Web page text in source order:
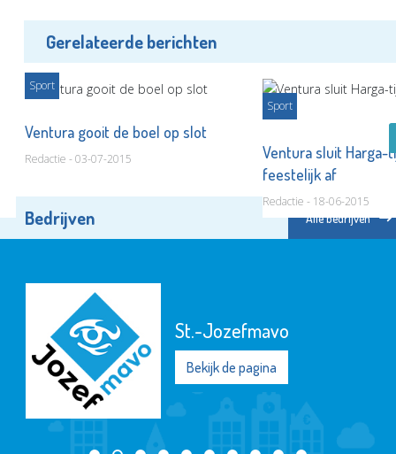
Gerelateerde berichten
Sport
Ventura gooit de boel op slot
Redactie - 03-07-2015
Sport
Ventura sluit Harga-
feestelijk af
Redactie - 18-06-2015
Bedrijven Alle bedrijven
St.-Jozefmavo
Bekijk de pagina